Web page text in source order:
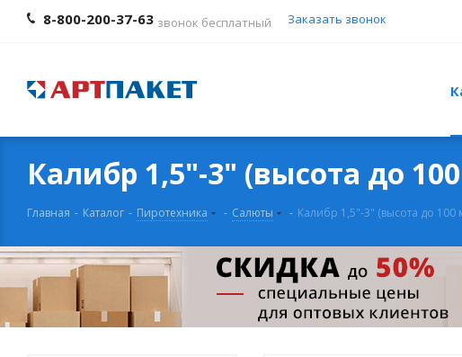
8-800-200-37-63 звонок бесплатный Заказать звонок
Калибр 1,5"-3" (высота до
Главная - Каталог - Пиротехника - Салюты - Калибр 1,5"-3" (высота до